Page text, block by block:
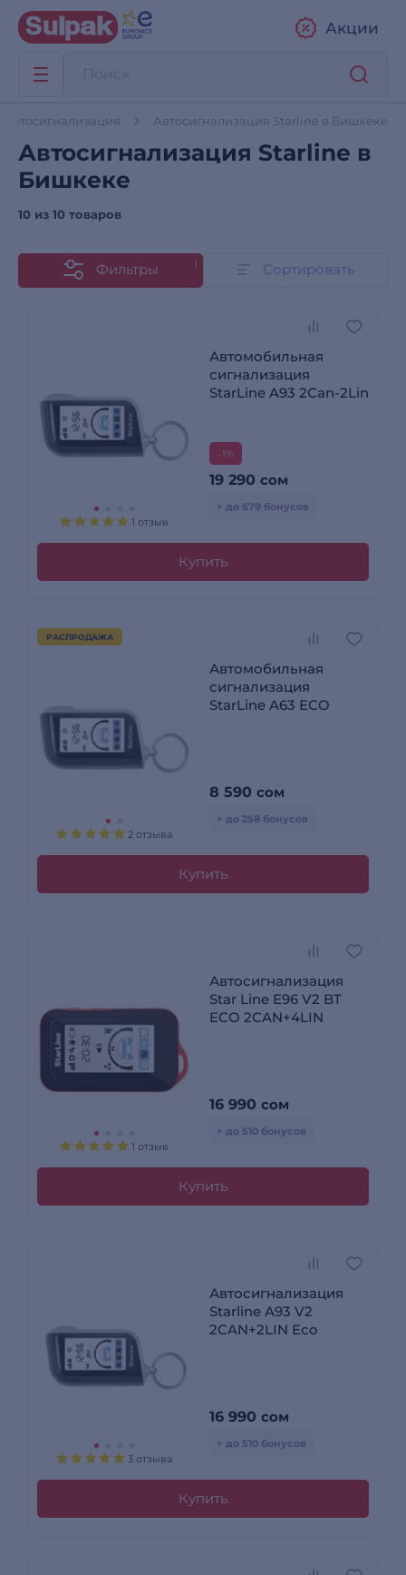
Акции
Автосигнализация Автосигнализация Starline в Бишкеке
Автосигнализация Starline в
Бишкеке
10 из 10 товаров
Фильтры 1 Сортировать
1 отзыв
Автомобильная
сигнализация
StarLine A93 2Can-2Lin
-1%
19 290 сом
+ до 579 бонусов
Купить
РАСПРОДАЖА
2 отзыва
Автомобильная
сигнализация
StarLine A63 ECO
8 590 сом
+ до 258 бонусов
Купить
1 отзыв
Автосигнализация
Star Line E96 V2 BT
ECO 2CAN+4LIN
16 990 сом
+ до 510 бонусов
Купить
3 отзыва
Автосигнализация
Starline A93 V2
2CAN+2LIN Eco
16 990 сом
+ до 510 бонусов
Купить